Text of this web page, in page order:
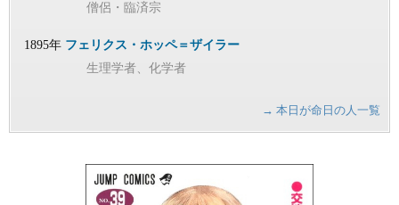
僧侶・臨済宗
1895年 フェリクス・ホッペ＝ザイラー
生理学者、化学者
→ 本日が命日の人一覧